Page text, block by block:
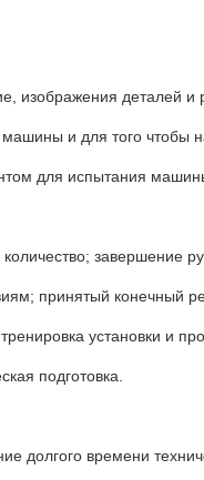
изображения деталей и
и для того чтобы
для испытания
завершение
принятый конечный
установки и
подготовка.
долгого времени